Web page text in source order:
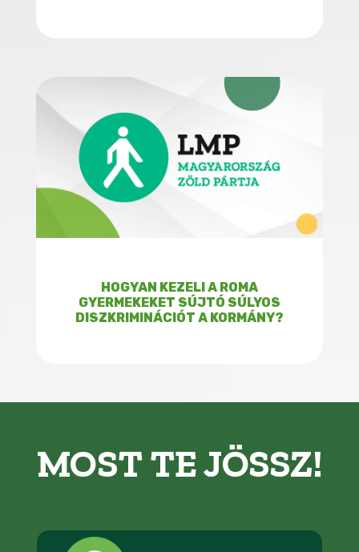
HOGYAN KEZELI A ROMA
GYERMEKEKET SÚJTÓ SÚLYOS
DISZKRIMINÁCIÓT A KORMÁNY?
MOST TE JÖSSZ!